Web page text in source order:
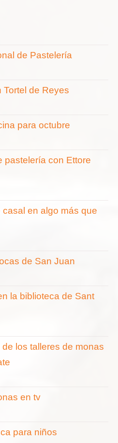
de Pastelería
Tortel de Reyes
para octubre
pastelería con Ettore
en algo más que
de San Juan
la biblioteca de Sant
los talleres de monas
en tv
para niños